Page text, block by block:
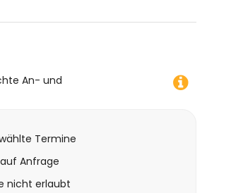
An- und
Termine
Anfrage
nicht erlaubt